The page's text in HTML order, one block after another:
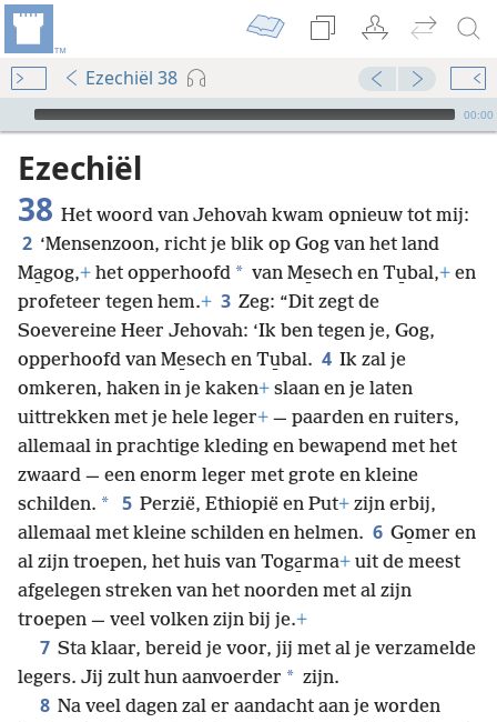
Ezechiël 38
Audio Player
00:00
Ezechiël
38 Het woord van Jehovah kwam opnieuw tot mij:
2 ‘Mensenzoon, richt je blik op Gog van het land
Ma̱gog,+ het opperhoofd * van Me̱sech en Tu̱bal,+ en
profeteer tegen hem.+ 3 Zeg: “Dit zegt de
Soevereine Heer Jehovah: ‘Ik ben tegen je, Gog,
opperhoofd van Me̱sech en Tu̱bal. 4 Ik zal je
omkeren, haken in je kaken+ slaan en je laten
uittrekken met je hele leger+ — paarden en ruiters,
allemaal in prachtige kleding en bewapend met het
zwaard — een enorm leger met grote en kleine
schilden. * 5 Perzië, Ethiopië en Put+ zijn erbij,
allemaal met kleine schilden en helmen. 6 Go̱mer en
al zijn troepen, het huis van Toga̱rma+ uit de meest
afgelegen streken van het noorden met al zijn
troepen — veel volken zijn bij je.+
7 Sta klaar, bereid je voor, jij met al je verzamelde
legers. Jij zult hun aanvoerder * zijn.
8 Na veel dagen zal er aandacht aan je worden